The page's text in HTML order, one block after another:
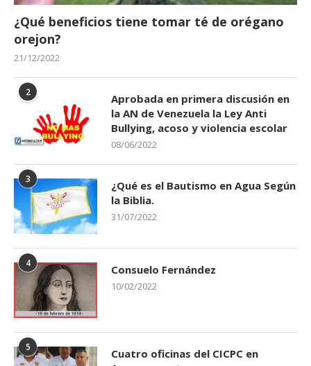
¿Qué beneficios tiene tomar té de orégano
orejon?
21/12/2022
2
Aprobada en primera discusión en
la AN de Venezuela la Ley Anti
Bullying, acoso y violencia escolar
08/06/2022
3
¿Qué es el Bautismo en Agua Según
la Biblia.
31/07/2022
4 Consuelo Fernández
10/02/2022
5
Cuatro oficinas del CICPC en